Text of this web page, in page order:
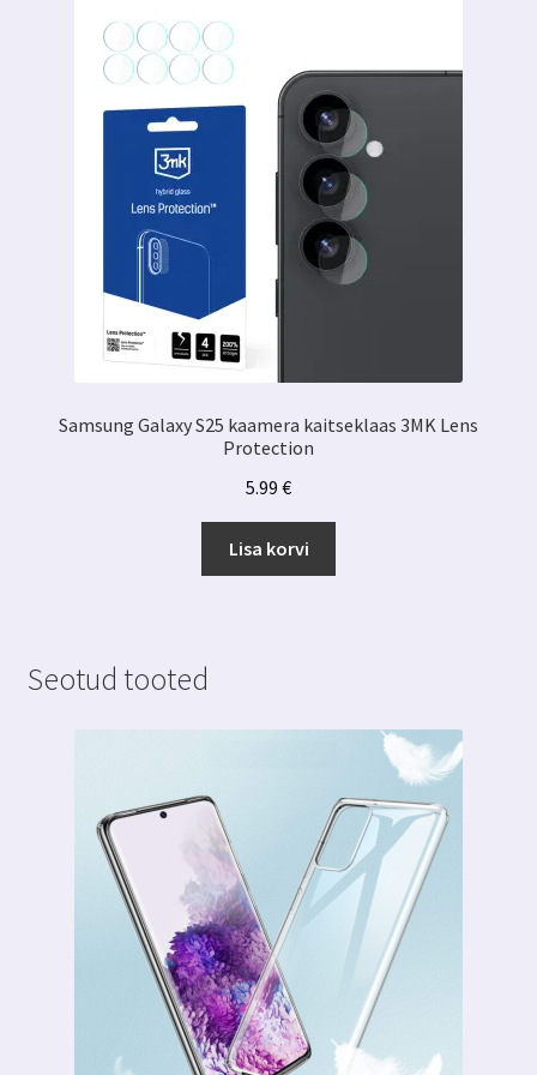
Samsung Galaxy S25 kaamera kaitseklaas 3MK Lens
Protection
5.99 €
Lisa korvi
Seotud tooted